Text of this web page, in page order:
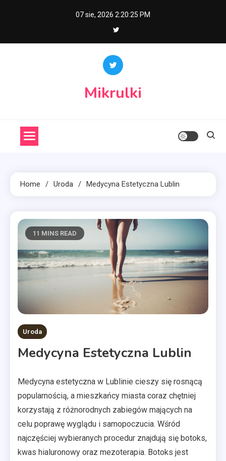
07 sie, 2026 2:20:26 PM
Mikrulki
Home Uroda Medycyna Estetyczna Lublin
11 MINS READ
Uroda
Medycyna Estetyczna Lublin
Medycyna estetyczna w Lublinie cieszy się rosnącą
popularnością, a mieszkańcy miasta coraz chętniej
korzystają z różnorodnych zabiegów mających na
celu poprawę wyglądu i samopoczucia. Wśród
najczęściej wybieranych procedur znajdują się botoks,
kwas hialuronowy oraz mezoterapia. Botoks jest